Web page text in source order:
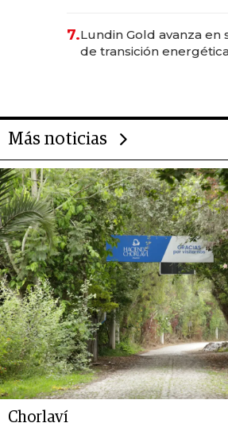
7.Lundin Gold avanza en
de transición
Más noticias
Chorlaví